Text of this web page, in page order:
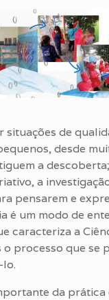
situações de
desde
a
a
pensarem e
é um modo de
caracteriza a
o processo que se
da prática